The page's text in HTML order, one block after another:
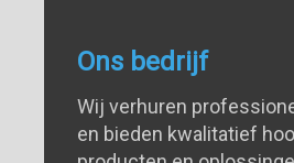
Ons bedrijf
Wij verhuren
en bieden kwalitatief